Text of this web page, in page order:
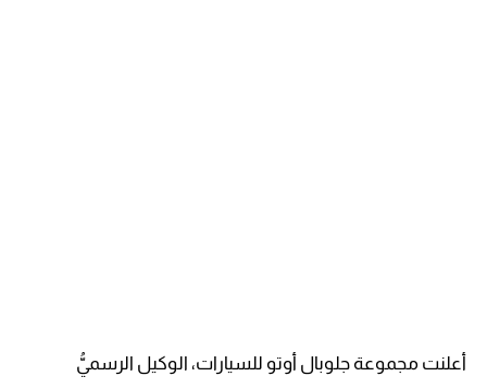
أعلنت مجموعة جلوبال أوتو للسيارات، الوكيل الرسميُّ